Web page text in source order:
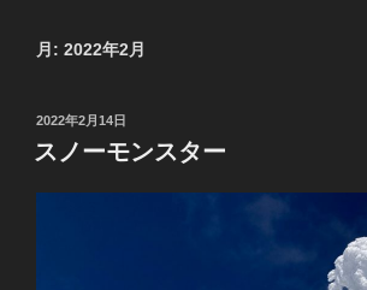
月: 2022年2月
投
稿
日:
2022年2月14日
スノーモンスター